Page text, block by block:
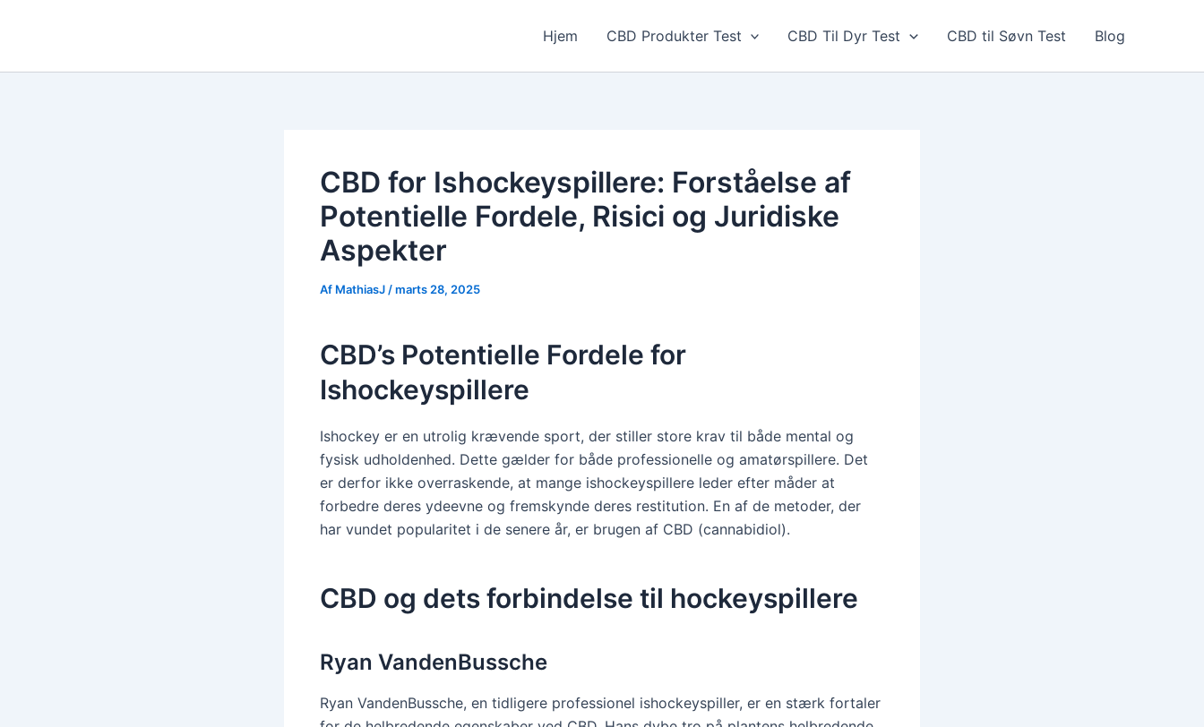
Hjem CBD Produkter Test CBD Til Dyr Test CBD til Søvn Test Blog
CBD for Ishockeyspillere: Forståelse af
Potentielle Fordele, Risici og Juridiske
Aspekter
Af MathiasJ /marts 28, 2025
CBD’s Potentielle Fordele for
Ishockeyspillere
Ishockey er en utrolig krævende sport, der stiller store krav til både mental og
fysisk udholdenhed. Dette gælder for både professionelle og amatørspillere. Det
er derfor ikke overraskende, at mange ishockeyspillere leder efter måder at
forbedre deres ydeevne og fremskynde deres restitution. En af de metoder, der
har vundet popularitet i de senere år, er brugen af CBD (cannabidiol).
CBD og dets forbindelse til hockeyspillere
Ryan VandenBussche
Ryan VandenBussche, en tidligere professionel ishockeyspiller, er en stærk fortaler